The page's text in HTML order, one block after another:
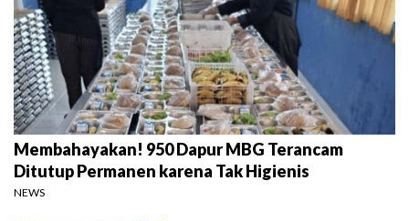
Membahayakan! 950 Dapur MBG Terancam
Ditutup Permanen karena Tak Higienis
NEWS